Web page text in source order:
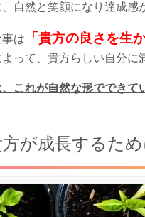
自然と笑顔になり達成感
は 「貴方の良さを生
って、貴方らしい自分に
これが自然な形でできて
方が成長するた